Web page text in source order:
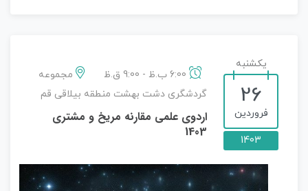
یکشنبه
26
فروردین
1403
مجموعه
گردشگری دشت بهشت منطقه بیلاقی قم
اردوی علمی مقارنه مریخ و مشتری
1403